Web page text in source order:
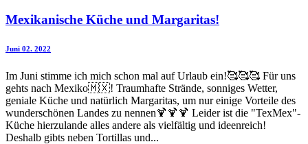
Mexikanische Küche und Margaritas!
Juni 02. 2022
Im Juni stimme ich mich schon mal auf Urlaub ein!🥰🥰🥰 Für uns
gehts nach Mexiko🇲🇽! Traumhafte Strände, sonniges Wetter,
geniale Küche und natürlich Margaritas, um nur einige Vorteile des
wunderschönen Landes zu nennen🍹🍹🍹 Leider ist die "TexMex"-
Küche hierzulande alles andere als vielfältig und ideenreich!
Deshalb gibts neben Tortillas und...